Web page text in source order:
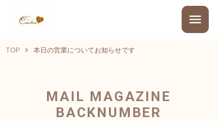
TOP 本日の営業についてお知らせです
MAIL MAGAZINE
BACKNUMBER